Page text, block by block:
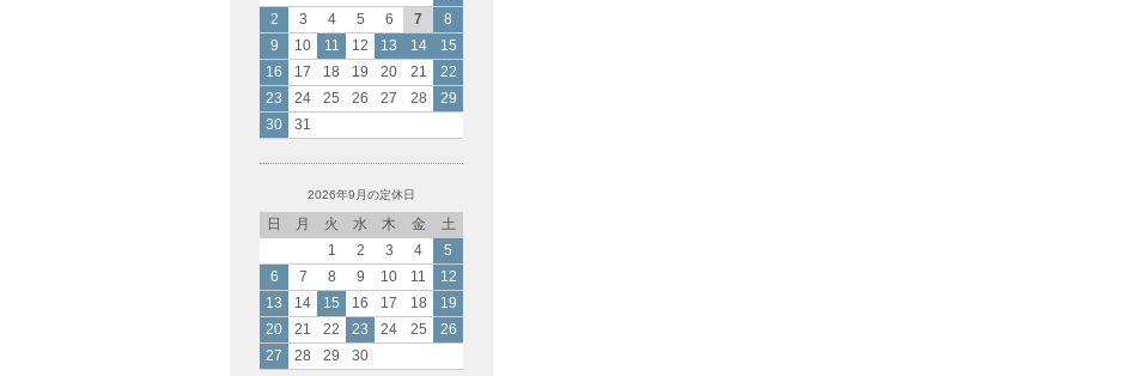
2
3 4 5 6 7
8
9
10 11 12 13 14
15
16
17 18 19 20 21
22
23
24 25 26 27 28
29
30
31
2026年9月の定休日
日 月 火 水 木 金
土
1
2 3 4
5
6
7 8 9 10 11
12
13
14 15 16 17 18
19
20
21 22 23 24 25
26
27
28 29 30